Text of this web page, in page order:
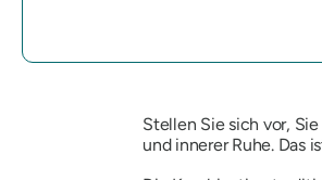
Stellen Sie sich vor,
und innerer Ruhe. Das